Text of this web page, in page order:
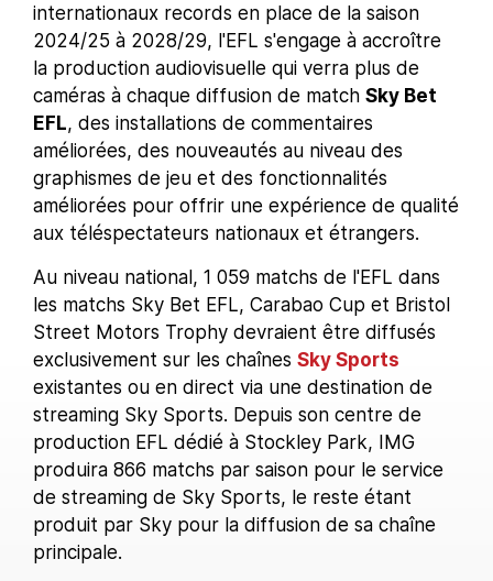
internationaux records en place de la saison
2024/25 à 2028/29, l'EFL s'engage à accroître
la production audiovisuelle qui verra plus de
caméras à chaque diffusion de match Sky Bet
EFL, des installations de commentaires
améliorées, des nouveautés au niveau des
graphismes de jeu et des fonctionnalités
améliorées pour offrir une expérience de qualité
aux téléspectateurs nationaux et étrangers.
Au niveau national, 1 059 matchs de l'EFL dans
les matchs Sky Bet EFL, Carabao Cup et Bristol
Street Motors Trophy devraient être diffusés
exclusivement sur les chaînes Sky Sports
existantes ou en direct via une destination de
streaming Sky Sports. Depuis son centre de
production EFL dédié à Stockley Park, IMG
produira 866 matchs par saison pour le service
de streaming de Sky Sports, le reste étant
produit par Sky pour la diffusion de sa chaîne
principale.